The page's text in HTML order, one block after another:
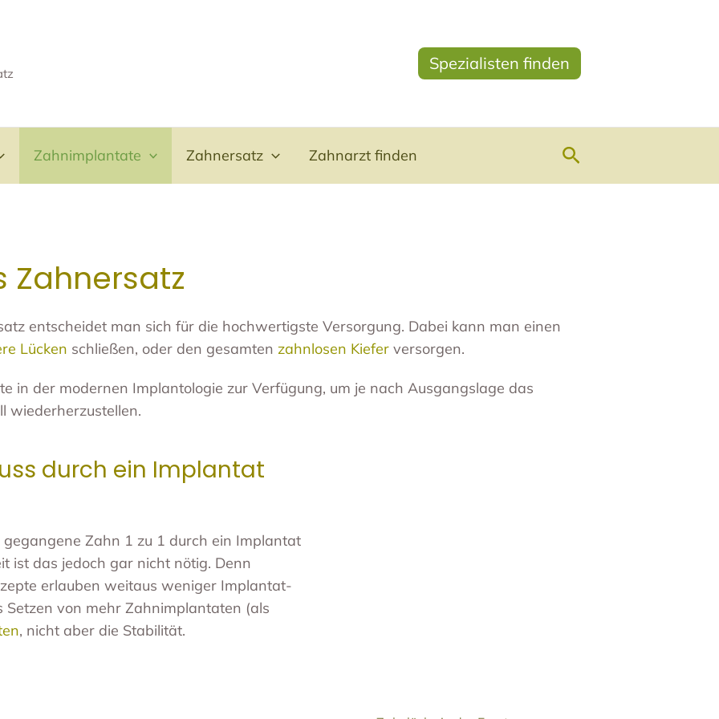
Spezialisten finden
Zahnimplantate Zahnersatz Zahnarzt finden Suchen
entscheidet man sich für die hochwertigste Versorgung. Dabei kann man einen
Lücken schließen, oder den gesamten zahnlosen Kiefer versorgen.
in der modernen Implantologie zur Verfügung, um je nach Ausgangslage das
wiederherzustellen.
durch ein Implantat
Zahn 1 zu 1 durch ein Implantat
ist das jedoch gar nicht nötig. Denn
erlauben weitaus weniger Implantat-
Setzen von mehr Zahnimplantaten (als
, nicht aber die Stabilität.